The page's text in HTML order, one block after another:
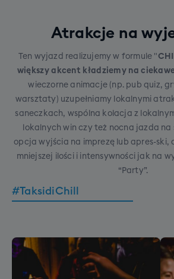
Atrakcje na
Ten wyjazd realizujemy w formule "
większy akcent kładziemy na
wieczorne animacje (np. pub quiz,
warsztaty) uzupełniamy lokalnymi
saneczkach, wspólna kolacja z
lokalnych win czy też nocna jazda na
opcja wyjścia na imprezę lub apres-ski,
mniejszej ilości i intensywności jak na
“Party”.
#TaksidiChill